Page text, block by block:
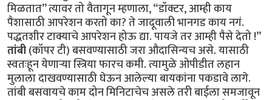
मिळतात” त्यावर तो वैतागून म्हणाला, “डॉक्टर, आम्ही काय
पैशासाठी आपरेशन करतो का? ते जादूवाली भानगड काय नगं.
पद्धतशीर टाक्याचे आपरेशन होऊ द्या. पायजे तर आम्ही पैसे देतो !”
तांबी(कॉपर टी) बसवण्यासाठी जरा औदासिन्यच असे. यासाठी
स्वतःहून येणाऱ्या स्त्रिया फारच कमी. त्यामुळे ओपीडीत लहान
मुलाला दाखवण्यासाठी घेऊन आलेल्या बायकांना पकडावे लागे.
तांबी बसवायचे काम दोन मिनिटाचेच असले तरी बाईला समजावून